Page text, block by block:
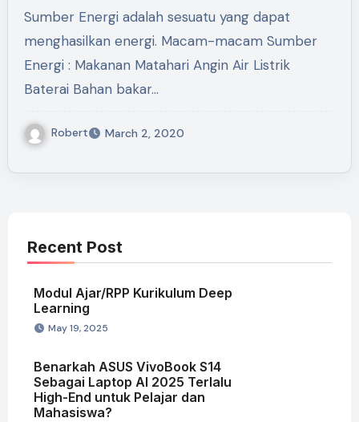
Sumber Energi adalah sesuatu yang dapat
menghasilkan energi. Macam-macam Sumber
Energi : Makanan Matahari Angin Air Listrik
Baterai Bahan bakar…
Robert March 2, 2020
Recent Post
Modul Ajar/RPP Kurikulum Deep
Learning
May 19, 2025
Benarkah ASUS VivoBook S14
Sebagai Laptop AI 2025 Terlalu
High-End untuk Pelajar dan
Mahasiswa?